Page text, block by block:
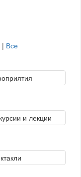
| Все